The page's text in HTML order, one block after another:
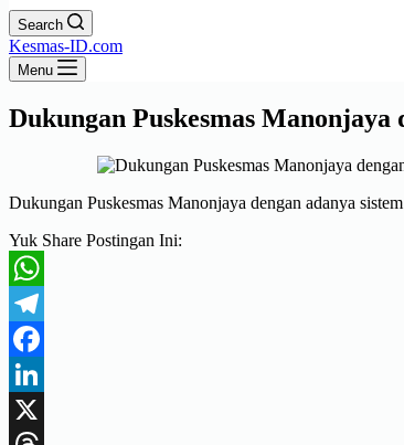
Search
Kesmas-ID.com
Menu
Dukungan Puskesmas
Dukungan Puskesmas Manonjaya dengan adanya
Yuk Share Postingan Ini:
WhatsApp
Telegram
Facebook
LinkedIn